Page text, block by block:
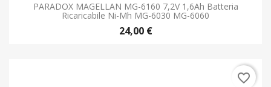
PARADOX MAGELLAN MG-6160 7,2V 1,6Ah Batteria
Ricaricabile Ni-Mh MG-6030 MG-6060
24,00 €
favorite_border